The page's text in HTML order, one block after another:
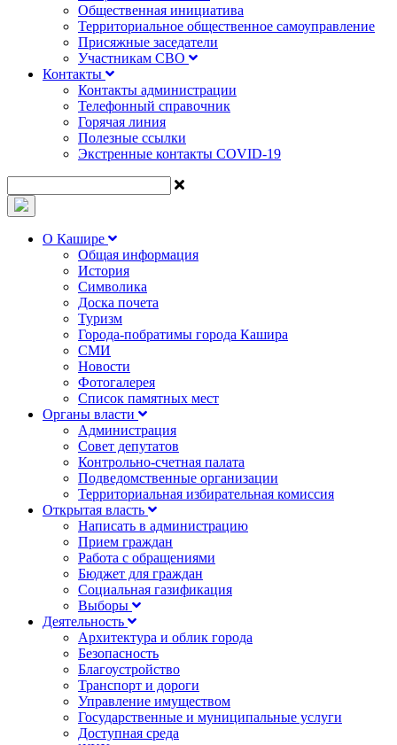
Общественная инициатива
Территориальное общественное самоуправление
Присяжные заседатели
Участникам СВО
Контакты
Контакты администрации
Телефонный справочник
Горячая линия
Полезные ссылки
Экстренные контакты COVID-19
О Кашире
Общая информация
История
Символика
Доска почета
Туризм
Города-побратимы города Кашира
СМИ
Новости
Фотогалерея
Список памятных мест
Органы власти
Администрация
Совет депутатов
Контрольно-счетная палата
Подведомственные организации
Территориальная избирательная комиссия
Открытая власть
Написать в администрацию
Прием граждан
Работа с обращениями
Бюджет для граждан
Социальная газификация
Выборы
Деятельность
Архитектура и облик города
Безопасность
Благоустройство
Транспорт и дороги
Управление имуществом
Государственные и муниципальные услуги
Доступная среда